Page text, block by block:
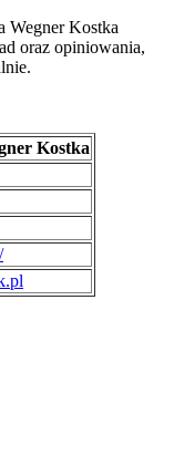
Wegner Kostka
oraz opiniowania,
Kostka